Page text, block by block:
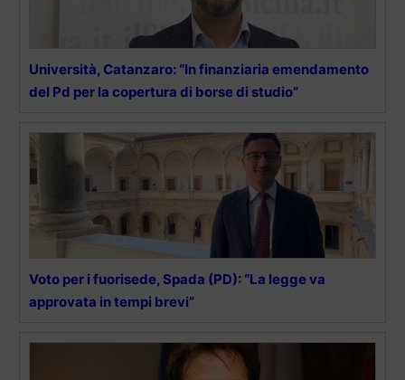
Università, Catanzaro: “In finanziaria emendamento
del Pd per la copertura di borse di studio”
Voto per i fuorisede, Spada (PD): “La legge va
approvata in tempi brevi”